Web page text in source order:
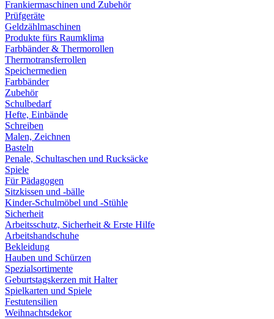
Frankiermaschinen und Zubehör
Prüfgeräte
Geldzählmaschinen
Produkte fürs Raumklima
Farbbänder & Thermorollen
Thermotransferrollen
Speichermedien
Farbbänder
Zubehör
Schulbedarf
Hefte, Einbände
Schreiben
Malen, Zeichnen
Basteln
Penale, Schultaschen und Rucksäcke
Spiele
Für Pädagogen
Sitzkissen und -bälle
Kinder-Schulmöbel und -Stühle
Sicherheit
Arbeitsschutz, Sicherheit & Erste Hilfe
Arbeitshandschuhe
Bekleidung
Hauben und Schürzen
Spezialsortimente
Geburtstagskerzen mit Halter
Spielkarten und Spiele
Festutensilien
Weihnachtsdekor